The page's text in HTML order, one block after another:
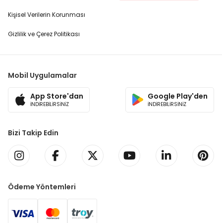
Kişisel Verilerin Korunması
Gizlilik ve Çerez Politikası
Mobil Uygulamalar
App Store'dan
İNDİREBİLİRSİNİZ
Google Play'den
İNDİREBİLİRSİNİZ
Bizi Takip Edin
Ödeme Yöntemleri